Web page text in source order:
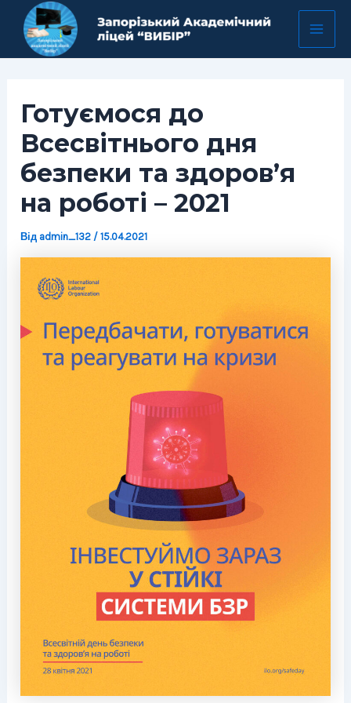
Перейти
вмісту
Готуємося до
Всесвітнього дня
безпеки та здоров’я
на роботі – 2021
Від admin_132 /15.04.2021
Навігація
запису